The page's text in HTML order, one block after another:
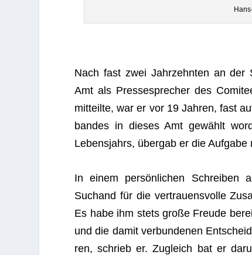
Nach fast zwei Jahr­zehn­ten an der
Amt als Pres­se­spre­cher des
mit­teilte, war er vor 19 Jah­ren, fast
ban­des in die­ses Amt gewählt
Lebens­jahrs, über­gab er die
In einem per­sön­li­chen Schrei­ben
Suchand für die ver­trau­ens­volle
Es habe ihm stets große Freude
und die damit ver­bun­de­nen
ren, schrieb er. Zugleich bat er